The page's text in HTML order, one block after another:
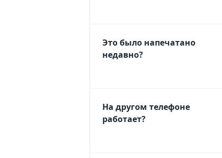
Это было напечатано
недавно?
На другом телефоне
работает?